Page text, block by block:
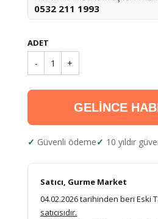
0532 211 1993
ADET
- 1 +
GELİNCE
Güvenli ödeme 10 yıldır
Satıcı, Gurme Market
04.02.2026 tarihinden beri Eski
satıcısıdır.